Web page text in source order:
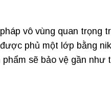
vô vùng quan trọng
phủ một lớp bằng
sẽ bảo vệ gần như